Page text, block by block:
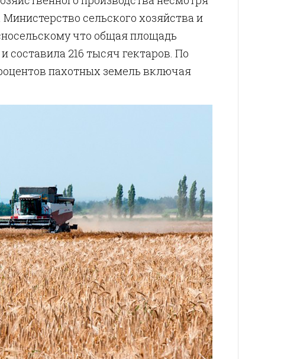
сельского хозяйства и
что общая площадь
составила 216 тысяч гектаров. По
пахотных земель включая